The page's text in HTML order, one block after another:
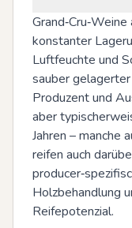
konstanter
Luftfeuchte und
sauber
Produzent und
aber
Jahren – manche
reifen auch
Holzbehandlung
Reifepotenzial.